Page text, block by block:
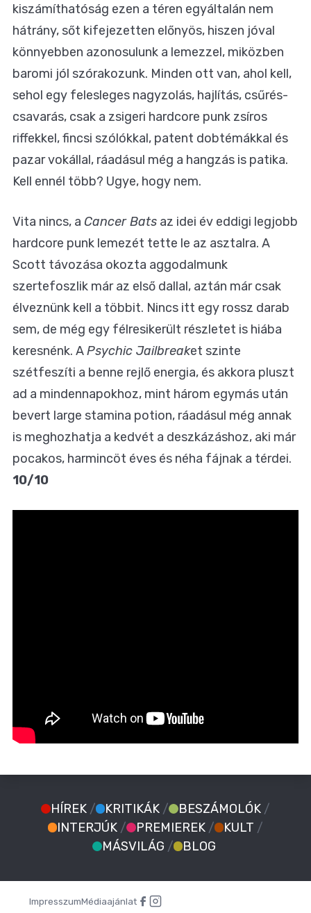
kiszámíthatóság ezen a téren egyáltalán nem
hátrány, sőt kifejezetten előnyös, hiszen jóval
könnyebben azonosulunk a lemezzel, miközben
baromi jól szórakozunk. Minden ott van, ahol kell,
sehol egy felesleges nagyzolás, hajlítás, csűrés-
csavarás, csak a zsigeri hardcore punk zsíros
riffekkel, fincsi szólókkal, patent dobtémákkal és
pazar vokállal, ráadásul még a hangzás is patika.
Kell ennél több? Ugye, hogy nem.
Vita nincs, a Cancer Bats az idei év eddigi legjobb
hardcore punk lemezét tette le az asztalra. A
Scott távozása okozta aggodalmunk
szertefoszlik már az első dallal, aztán már csak
élveznünk kell a többit. Nincs itt egy rossz darab
sem, de még egy félresikerült részletet is hiába
keresnénk. APsychic Jailbreaket szinte
szétfeszíti a benne rejlő energia, és akkora pluszt
ad a mindennapokhoz, mint három egymás után
bevert large stamina potion, ráadásul még annak
is meghozhatja a kedvét a deszkázáshoz, aki már
pocakos, harmincöt éves és néha fájnak a térdei.
10/10
HÍREK / KRITIKÁK / BESZÁMOLÓK /
INTERJÚK / PREMIEREK / KULT /
MÁSVILÁG / BLOG
ImpresszumMédiaajánlat